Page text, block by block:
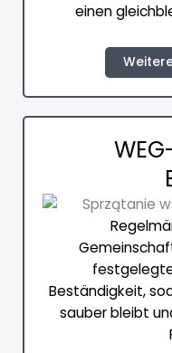
einen
Beständigkeit,
sauber bleibt